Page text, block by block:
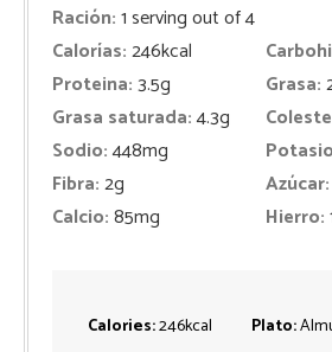
Ración:1serving out of 4
Calorías:246kcal
Proteina:3.5g Grasa:
Grasa saturada:4.3g
Sodio:448mg
Fibra:2g
Calcio:85mg Hierro:
Calories:246kcal Plato: